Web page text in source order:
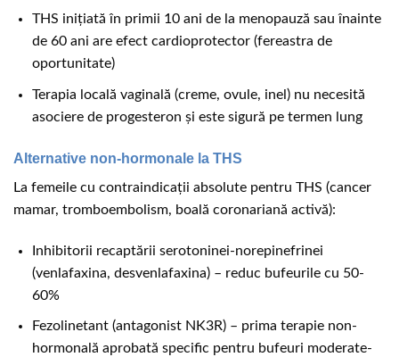
THS inițiată în primii 10 ani de la menopauză sau înainte
de 60 ani are efect cardioprotector (fereastra de
oportunitate)
Terapia locală vaginală (creme, ovule, inel) nu necesită
asociere de progesteron și este sigură pe termen lung
Alternative non-hormonale la THS
La femeile cu contraindicații absolute pentru THS (cancer
mamar, tromboembolism, boală coronariană activă):
Inhibitorii recaptării serotoninei-norepinefrinei
(venlafaxina, desvenlafaxina) – reduc bufeurile cu 50-
60%
Fezolinetant (antagonist NK3R) – prima terapie non-
hormonală aprobată specific pentru bufeuri moderate-